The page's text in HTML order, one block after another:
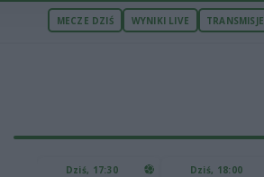
MECZE DZIŚ WYNIKI LIVE TRANSMISJE
Dziś, 17:30 Dziś, 18:00